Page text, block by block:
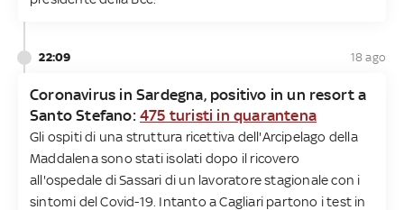
22:09 18 ago
Coronavirus in Sardegna, positivo in un resort a
Santo Stefano: 475 turisti in quarantena
Gli ospiti di una struttura ricettiva dell'Arcipelago della
Maddalena sono stati isolati dopo il ricovero
all'ospedale di Sassari di un lavoratore stagionale con i
sintomi del Covid-19. Intanto a Cagliari partono i test in